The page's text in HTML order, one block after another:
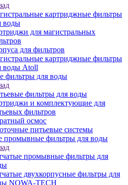
картриджные фильтры
воды
для магистральных
для фильтров
картриджные фильтры
воды Atoll
фильтры для воды
фильтры для воды
и комплектующие для
фильтров
осмос
питьевые системы
промывные фильтры для воды
промывные фильтры для
двухкорпусные фильтры для
NOWA-TECH